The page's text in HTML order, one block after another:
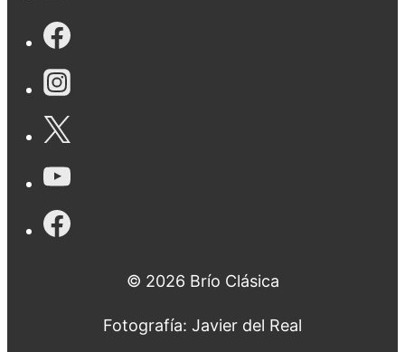
© 2026 Brío Clásica
Fotografía: Javier del Real